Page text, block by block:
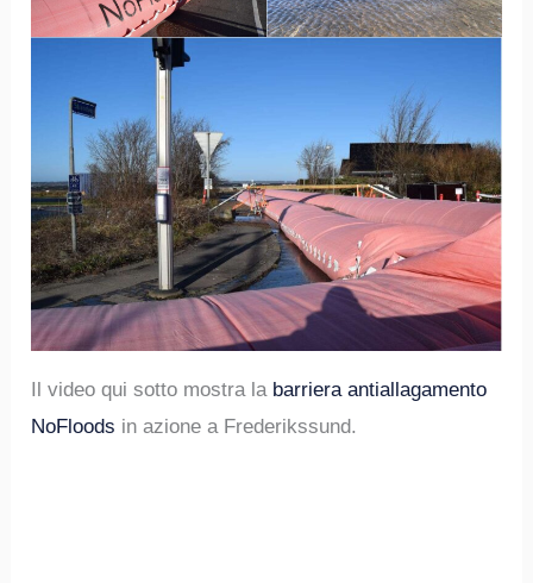
Il video qui sotto mostra la barriera antiallagamento
NoFloods in azione a Frederikssund.